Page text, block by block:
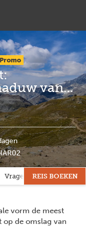
Promo
van
Vragen? REIS BOEKEN
vorm de meest
op de omslag van